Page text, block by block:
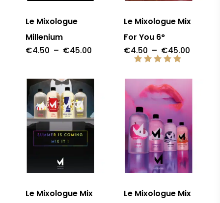
Le Mixologue
Millenium
€4.50 – €45.00Plage
à
€45.00
Le Mixologue Mix
For You 6°
€4.50 – €45.00
à
5.00
sur 5
Le Mixologue Mix
Le Mixologue Mix